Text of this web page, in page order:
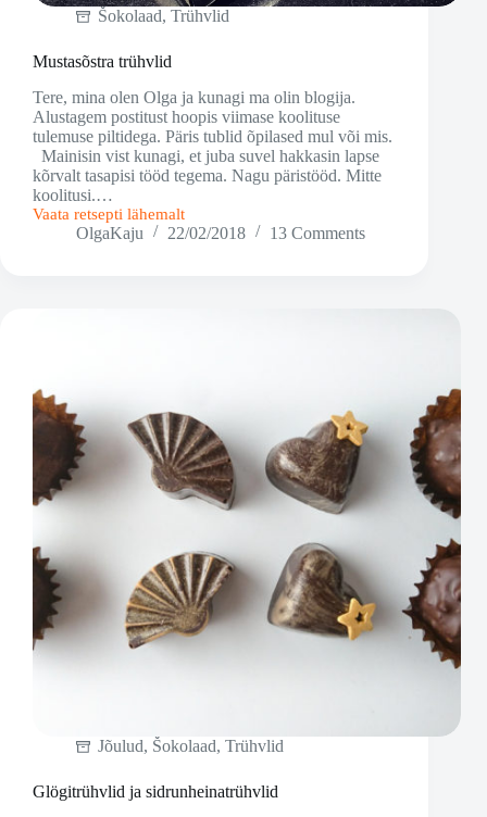
Šokolaad, Trühvlid
Mustasõstra trühvlid
Tere, mina olen Olga ja kunagi ma olin blogija.
Alustagem postitust hoopis viimase koolituse
tulemuse piltidega. Päris tublid õpilased mul või mis.
Mainisin vist kunagi, et juba suvel hakkasin lapse
kõrvalt tasapisi tööd tegema. Nagu päristööd. Mitte
koolitusi.…
Vaata retsepti lähemalt
Mustasõstra
trühvlidOlgaKaju 22/02/2018 13 Comments
Jõulud, Šokolaad, Trühvlid
Glögitrühvlid ja sidrunheinatrühvlid